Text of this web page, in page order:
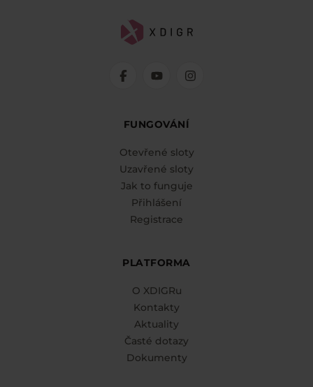
FUNGOVÁNÍ
Otevřené sloty
Uzavřené sloty
Jak to funguje
Přihlášení
Registrace
PLATFORMA
O XDIGRu
Kontakty
Aktuality
Časté dotazy
Dokumenty